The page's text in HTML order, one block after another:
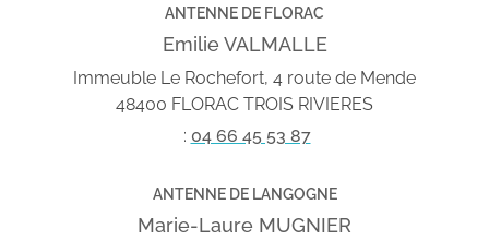
ANTENNE DE FLORAC
Emilie VALMALLE
Immeuble Le Rochefort, 4 route de Mende
48400 FLORAC TROIS RIVIERES
: 04 66 45 53 87
ANTENNE DE LANGOGNE
Marie-Laure MUGNIER